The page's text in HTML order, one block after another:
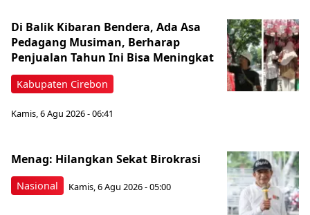
Kabupaten Cirebon
Di Balik Kibaran Bendera, Ada Asa
Pedagang Musiman, Berharap
Penjualan Tahun Ini Bisa Meningkat
Kamis, 6 Agu 2026 - 06:41
Nasional
Menag: Hilangkan Sekat Birokrasi
Kamis, 6 Agu 2026 - 05:00